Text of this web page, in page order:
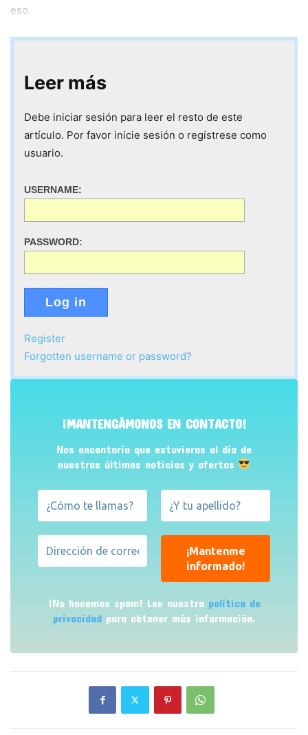
eso.
Leer más
Debe iniciar sesión para leer el resto de este
artículo. Por favor inicie sesión o regístrese como
usuario.
USERNAME:
PASSWORD:
Log in
Register
Forgotten username or password?
¡MANTENGÁMONOS EN CONTACTO!
Nos encantaría que estuvieras al día de
nuestras últimas noticias y ofertas
¡No hacemos spam! Lee nuestra política de
privacidad para obtener más información.